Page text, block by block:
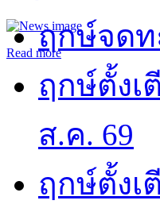
Read moreฤกษ์จดท
ฤกษ์ตั้งเ
ส.ค. 69
ฤกษ์ตั้งเ